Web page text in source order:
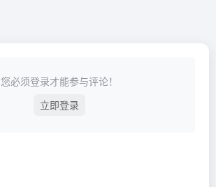
您必须登录才能参与评论！
立即登录